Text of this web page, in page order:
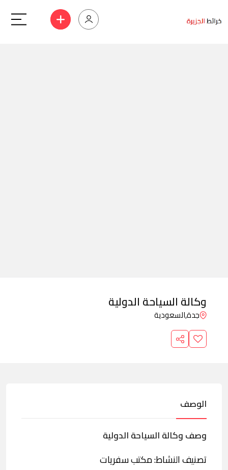
وكالة السياحة الدولية
جدة,السعودية
الوصف
وصف وكالة السياحة الدولية
تصنيف النشاط: مكتب سفريات